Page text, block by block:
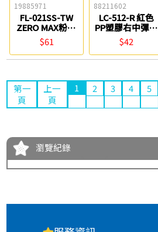
19885971
FL-021SS-TW
ZERO MAX粉紅
色 背幅伸縮檔案
$61
88211602
LC-512-R 紅色
PP塑膠右中彈簧
夾 連勤牌
$42
第一
頁
上一
頁
1 2 3 4 5
瀏覽紀錄